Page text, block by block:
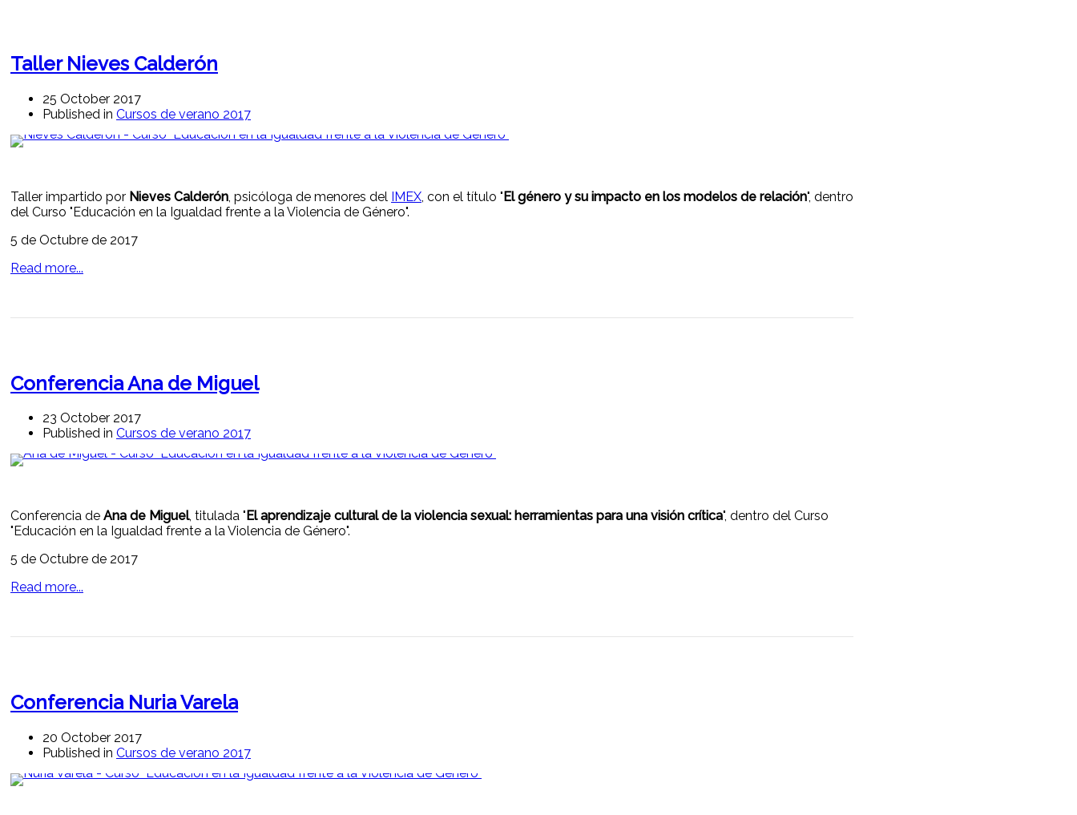
Taller Nieves Calderón
25 October 2017
Published in Cursos de verano 2017
Taller impartido por Nieves Calderón , psicóloga de menores del IMEX , con el título "El género y su impacto en los modelos de relación", dentro
del Curso "Educación en la Igualdad frente a la Violencia de Género".
5 de Octubre de 2017
Read more...
Conferencia Ana de Miguel
23 October 2017
Published in Cursos de verano 2017
Conferencia de Ana de Miguel, titulada " El aprendizaje cultural de la violencia sexual: herramientas para una visión crítica", dentro del Curso
"Educación en la Igualdad frente a la Violencia de Género".
5 de Octubre de 2017
Read more...
Conferencia Nuria Varela
20 October 2017
Published in Cursos de verano 2017